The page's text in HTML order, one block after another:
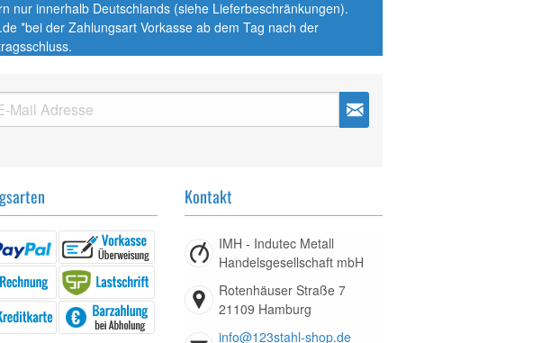
nur innerhalb Deutschlands (siehe Lieferbeschränkungen).
*bei der Zahlungsart Vorkasse ab dem Tag nach der
Kontakt
IMH - Indutec Metall
Handelsgesellschaft mbH
Rotenhäuser Straße 7
21109 Hamburg
info@123stahl-shop.de